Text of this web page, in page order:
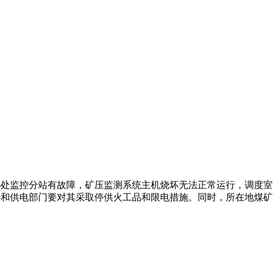
监控分站有故障，矿压监测系统主机烧坏无法正常运行，调度室
供电部门要对其采取停供火工品和限电措施。同时，所在地煤矿